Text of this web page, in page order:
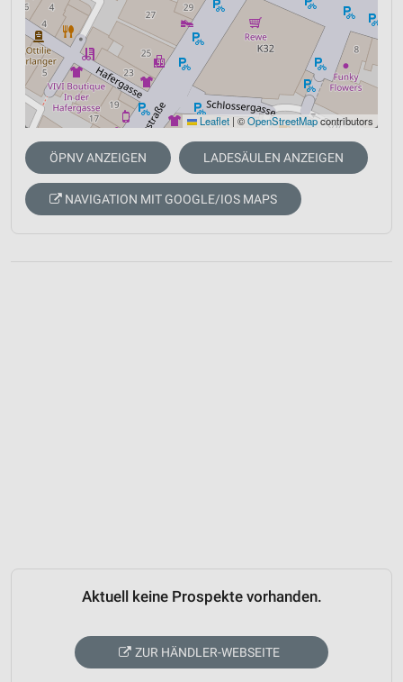
Leaflet | ©OpenStreetMapcontributors
ÖPNV ANZEIGEN LADESÄULEN ANZEIGEN
NAVIGATION MIT GOOGLE/IOS MAPS
Aktuell keine Prospekte vorhanden.
ZUR HÄNDLER-WEBSEITE